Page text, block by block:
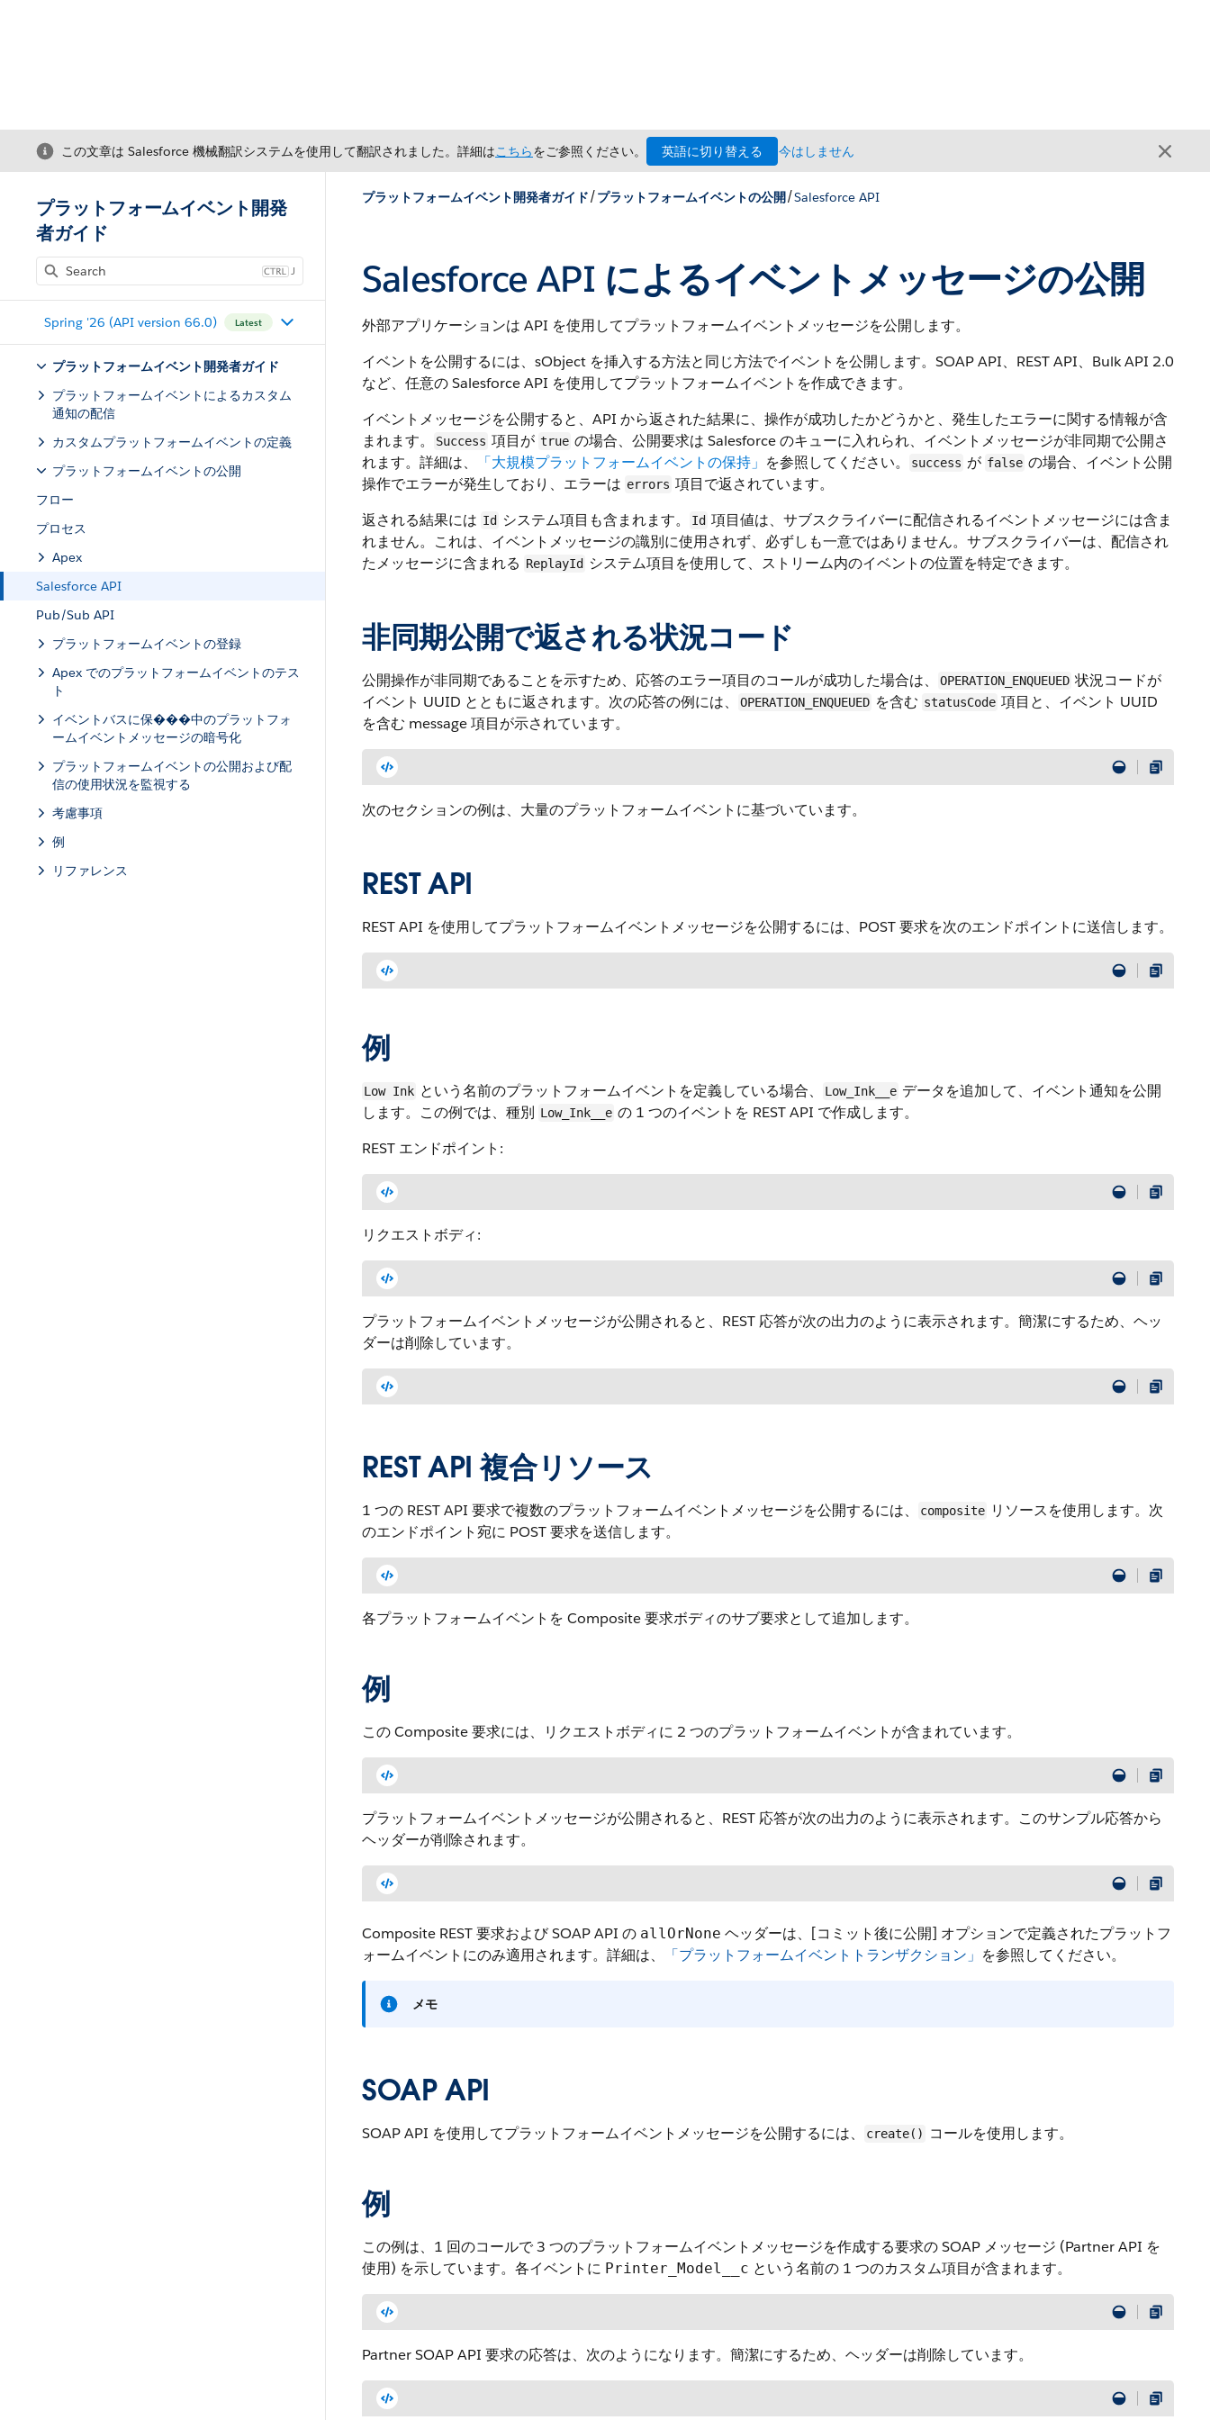
この文章は Salesforce 機械翻訳システムを使用して翻訳されました。詳細はこちらをご参照ください。 英語に切り替える 今はしません
プラットフォームイベント開発
者ガイド
J
Spring '26 (API version 66.0) Latest
プラットフォームイベント開発者ガイド
プラットフォームイベントによるカスタム
通知の配信
カスタムプラットフォームイベントの定義
プラットフォームイベントの公開
フロー
プロセス
Apex
Salesforce API
Pub/Sub API
プラットフォームイベントの登録
Apex でのプラットフォームイベントのテス
ト
イベントバスに保���中のプラットフォ
ームイベントメッセージの暗号化
プラットフォームイベントの公開および配
信の使用状況を監視する
考慮事項
例
リファレンス
プラットフォームイベント開発者ガイド/プラットフォームイベントの公開/Salesforce API
Salesforce API によるイベントメッセージの公開
外部アプリケーションは API を使用してプラットフォームイベントメッセージを公開します。
イベントを公開するには、sObject を挿入する方法と同じ方法でイベントを公開します。SOAP API、REST API、Bulk API 2.0
など、任意の Salesforce API を使用してプラットフォームイベントを作成できます。
イベントメッセージを公開すると、API から返された結果に、操作が成功したかどうかと、発生したエラーに関する情報が含
まれます。
Success 項目が true の場合、公開要求は Salesforce のキューに入れられ、イベントメッセージが非同期で公開さ
れます。詳細は、
「大規模プラットフォームイベントの保持」 を参照してください。 success が false の場合、イベント公開
操作でエラーが発生しており、エラーは errors 項目で返されています。
返される結果には Id システム項目も含まれます。 Id 項目値は、サブスクライバーに配信されるイベントメッセージには含ま
れません。これは、イベントメッセージの識別に使用されず、必ずしも一意ではありません。サブスクライバーは、配信され
たメッセージに含まれる ReplayId システム項目を使用して、ストリーム内のイベントの位置を特定できます。
非同期公開で返される状況コード
公開操作が非同期であることを示すため、応答のエラー項目のコールが成功した場合は、 OPERATION_ENQUEUED 状況コードが
イベント UUID とともに返されます。次の応答の例には、
OPERATION_ENQUEUED を含む statusCode 項目と、イベント UUID
を含む message 項目が示されています。
次のセクションの例は、大量のプラットフォームイベントに基づいています。
REST API
REST API を使用してプラットフォームイベントメッセージを公開するには、POST 要求を次のエンドポイントに送信します。
例
Low Ink という名前のプラットフォームイベントを定義している場合、 Low_Ink__e データを追加して、イベント通知を公開
します。この例では、種別 Low_Ink__e の 1 つのイベントを REST API で作成します。
REST エンドポイント:
リクエストボディ:
プラットフォームイベントメッセージが公開されると、REST 応答が次の出力のように表示されます。簡潔にするため、ヘッ
ダーは削除しています。
REST API 複合リソース
1 つの REST API 要求で複数のプラットフォームイベントメッセージを公開するには、 composite リソースを使用します。次
のエンドポイント宛に POST 要求を送信します。
各プラットフォームイベントを Composite 要求ボディのサブ要求として追加します。
例
この Composite 要求には、リクエストボディに 2 つのプラットフォームイベントが含まれています。
プラットフォームイベントメッセージが公開されると、REST 応答が次の出力のように表示されます。このサンプル応答から
ヘッダーが削除されます。
Composite REST 要求および SOAP API の allOrNone ヘッダーは、[コミット後に公開] オプションで定義されたプラットフ
ォームイベントにのみ適用されます。詳細は、
「プラットフォームイベントトランザクション」 を参照してください。
メモ
SOAP API
SOAP API を使用してプラットフォームイベントメッセージを公開するには、 create() コールを使用します。
例
この例は、1 回のコールで 3 つのプラットフォームイベントメッセージを作成する要求の SOAP メッセージ (Partner API を
使用) を示しています。各イベントに Printer_Model__c という名前の 1 つのカスタム項目が含まれます。
Partner SOAP API 要求の応答は、次のようになります。簡潔にするため、ヘッダーは削除しています。